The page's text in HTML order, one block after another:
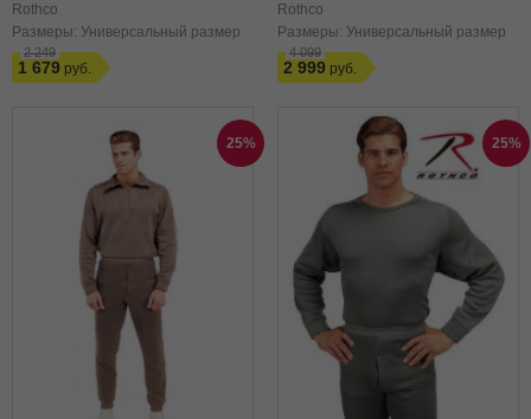
Rothco
Размеры: Универсальный размер
2 249
1 679
Rothco
Размеры: Универсальный размер
4 099
2 999
25% 25%